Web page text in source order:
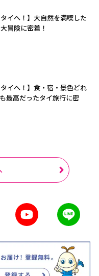
タイへ！】大自然を満喫した
冒険に密着！
タイへ！】食・宿・景色どれ
最高だったタイ旅行に密